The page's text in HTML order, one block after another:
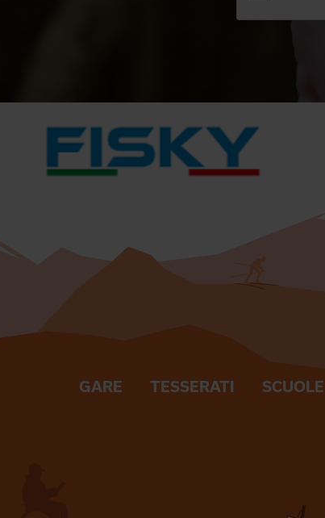
GARE TESSERATI SCUOLE